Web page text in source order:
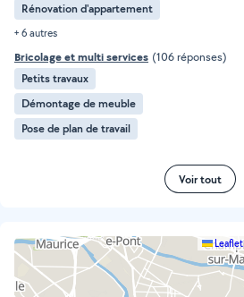
Rénovation d'appartement
+ 6 autres
Bricolage et multi services (106 réponses)
Petits travaux
Démontage de meuble
Pose de plan de travail
Voir tout
Leaflet